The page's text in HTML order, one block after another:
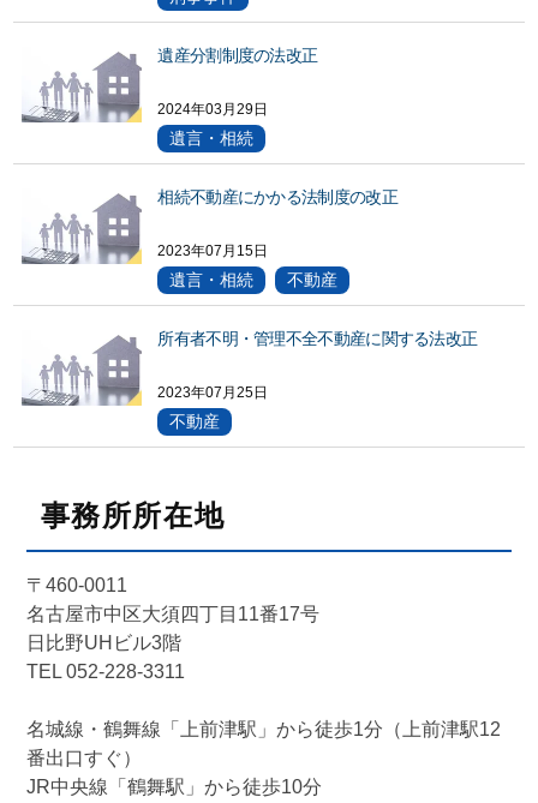
遺産分割制度の法改正
2024年03月29日
遺言・相続
相続不動産にかかる法制度の改正
2023年07月15日
遺言・相続 不動産
所有者不明・管理不全不動産に関する法改正
2023年07月25日
不動産
事務所所在地
〒460-0011
名古屋市中区大須四丁目11番17号
日比野UHビル3階
TEL 052-228-3311
名城線・鶴舞線「上前津駅」から徒歩1分（上前津駅12
番出口すぐ）
JR中央線「鶴舞駅」から徒歩10分